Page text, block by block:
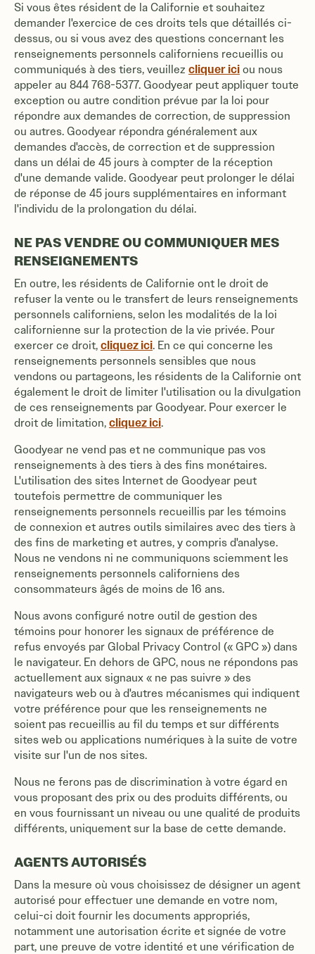
Si vous êtes résident de la Californie et souhaitez
demander l'exercice de ces droits tels que détaillés ci-
dessus, ou si vous avez des questions concernant les
renseignements personnels californiens recueillis ou
communiqués à des tiers, veuillez cliquer ici ou nous
appeler au 844 768-5377. Goodyear peut appliquer toute
exception ou autre condition prévue par la loi pour
répondre aux demandes de correction, de suppression
ou autres. Goodyear répondra généralement aux
demandes d'accès, de correction et de suppression
dans un délai de 45 jours à compter de la réception
d'une demande valide. Goodyear peut prolonger le délai
de réponse de 45 jours supplémentaires en informant
l'individu de la prolongation du délai.
NE PAS VENDRE OU COMMUNIQUER MES
RENSEIGNEMENTS
En outre, les résidents de Californie ont le droit de
refuser la vente ou le transfert de leurs renseignements
personnels californiens, selon les modalités de la loi
californienne sur la protection de la vie privée. Pour
exercer ce droit, cliquez ici. En ce qui concerne les
renseignements personnels sensibles que nous
vendons ou partageons, les résidents de la Californie ont
également le droit de limiter l'utilisation ou la divulgation
de ces renseignements par Goodyear. Pour exercer le
droit de limitation, cliquez ici.
Goodyear ne vend pas et ne communique pas vos
renseignements à des tiers à des fins monétaires.
L'utilisation des sites Internet de Goodyear peut
toutefois permettre de communiquer les
renseignements personnels recueillis par les témoins
de connexion et autres outils similaires avec des tiers à
des fins de marketing et autres, y compris d'analyse.
Nous ne vendons ni ne communiquons sciemment les
renseignements personnels californiens des
consommateurs âgés de moins de 16 ans.
Nous avons configuré notre outil de gestion des
témoins pour honorer les signaux de préférence de
refus envoyés par Global Privacy Control (« GPC ») dans
le navigateur. En dehors de GPC, nous ne répondons pas
actuellement aux signaux « ne pas suivre » des
navigateurs web ou à d'autres mécanismes qui indiquent
votre préférence pour que les renseignements ne
soient pas recueillis au fil du temps et sur différents
sites web ou applications numériques à la suite de votre
visite sur l'un de nos sites.
Nous ne ferons pas de discrimination à votre égard en
vous proposant des prix ou des produits différents, ou
en vous fournissant un niveau ou une qualité de produits
différents, uniquement sur la base de cette demande.
AGENTS AUTORISÉS
Dans la mesure où vous choisissez de désigner un agent
autorisé pour effectuer une demande en votre nom,
celui-ci doit fournir les documents appropriés,
notamment une autorisation écrite et signée de votre
part, une preuve de votre identité et une vérification de